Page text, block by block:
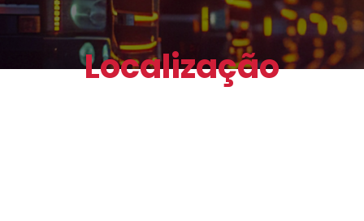
Localização